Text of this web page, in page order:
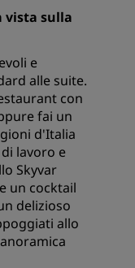
vista sulla
e
alle suite.
con
fai un
d'Italia
lavoro e
Skyvar
un cocktail
delizioso
allo